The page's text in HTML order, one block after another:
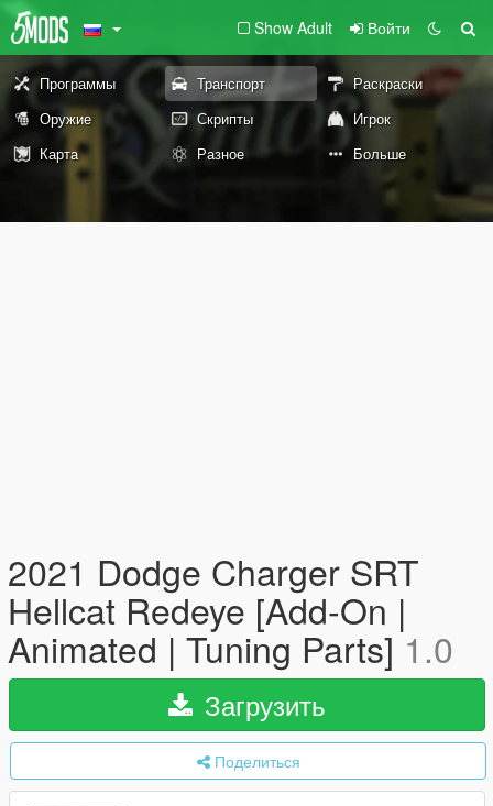
Show Adult Войти
Программы Транспорт
Раскраски
Оружие
Скрипты
Игрок
Карта
Разное Больше
2021 Dodge Charger SRT
Hellcat Redeye [Add-On |
Animated | Tuning Parts]1.0
Загрузить
Поделиться